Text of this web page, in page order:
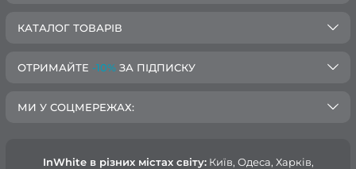
КАТАЛОГ ТОВАРІВ
ОТРИМАЙТЕ -10% ЗА ПІДПИСКУ
МИ У СОЦМЕРЕЖАХ:
InWhite в різних містах світу:Київ, Одеса, Харків,